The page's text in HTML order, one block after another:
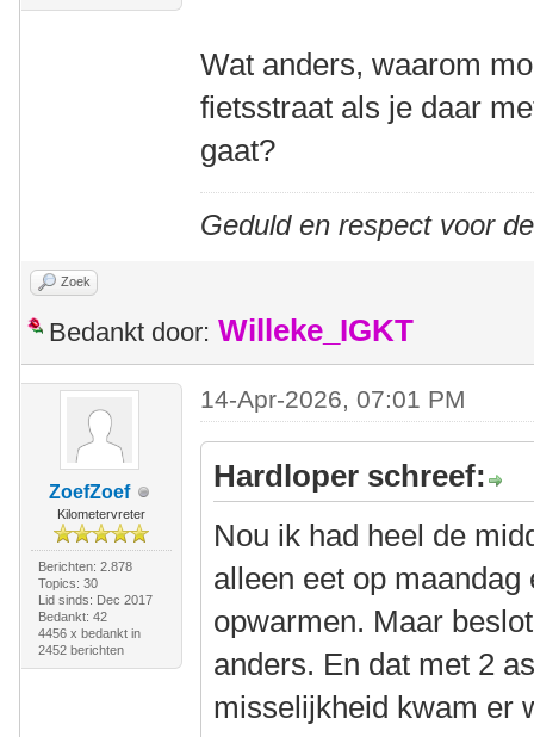
Wat anders, waarom
fietsstraat als je daar
gaat?
Geduld en respect voor
Zoek
Bedankt door: Willeke_IGKT
ZoefZoef
Kilometervreter
Berichten: 2.878
Topics: 30
Lid sinds: Dec 2017
Bedankt: 42
4456 x bedankt in
2452 berichten
14-Apr-2026, 07:01 PM
Hardloper schreef:
Nou ik had heel de
alleen eet op
opwarmen. Maar
anders. En dat met 2
misselijkheid kwam er